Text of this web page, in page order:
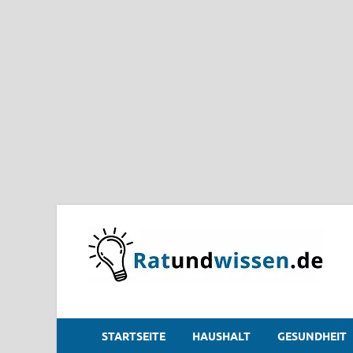
STARTSEITE HAUSHALT GESUNDHEIT